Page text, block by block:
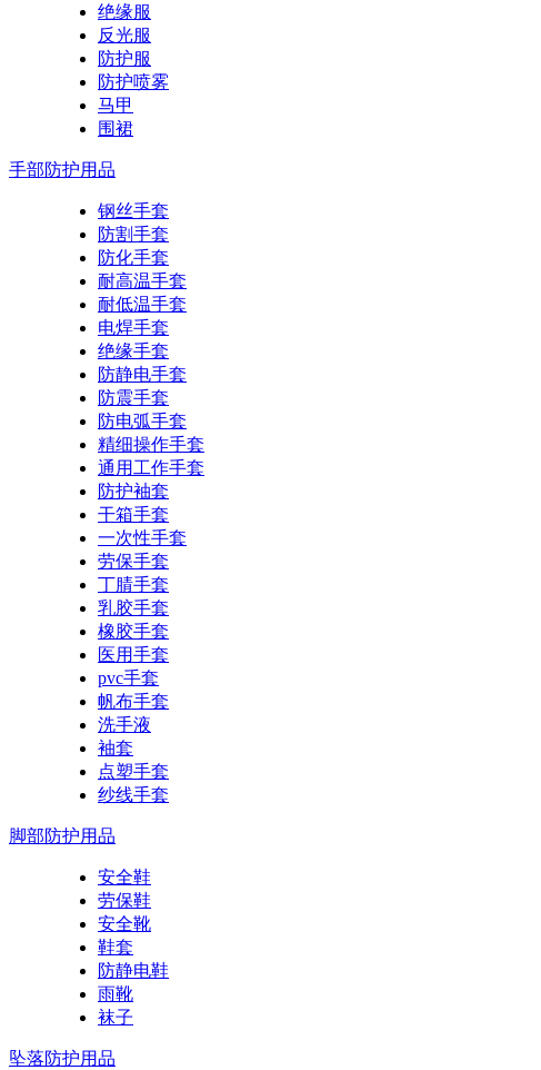
绝缘服
反光服
防护服
防护喷雾
马甲
围裙
手部防护用品
钢丝手套
防割手套
防化手套
耐高温手套
耐低温手套
电焊手套
绝缘手套
防静电手套
防震手套
防电弧手套
精细操作手套
通用工作手套
防护袖套
干箱手套
一次性手套
劳保手套
丁腈手套
乳胶手套
橡胶手套
医用手套
pvc手套
帆布手套
洗手液
袖套
点塑手套
纱线手套
脚部防护用品
安全鞋
劳保鞋
安全靴
鞋套
防静电鞋
雨靴
袜子
坠落防护用品